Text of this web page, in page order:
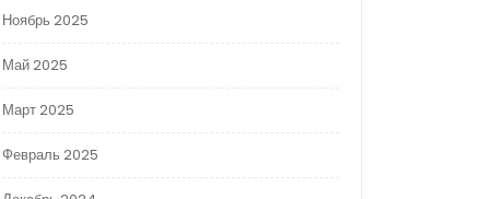
Ноябрь 2025
Май 2025
Март 2025
Февраль 2025